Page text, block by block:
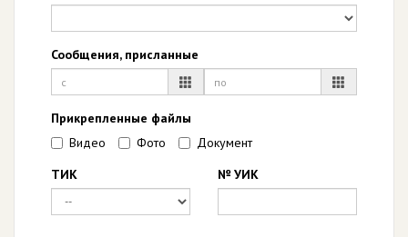
Сообщения, присланные
Прикрепленные файлы
Видео
Фото
Документ
ТИК
№ УИК